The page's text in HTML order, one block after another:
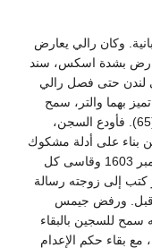
وكان رالي يعارض
بشدة اسكس، سند
حتى فصل رالي
بهما والتر، سمح
لنفسه بالتورط في عدة محاولات لخلع الملك(65). فأودع السجن،
بناء على أدلة مشكوك
في صحتها، وحكم عليه بالإعدام، في 13 ديسمبر 1603 وقاسى كل
أنه خائن. وفي 8 ديسمبر كتب إلى زوجته رسالة
قبل. ورفض جيمس
سمح للسجين بالبقاء
بقاء حكم الإعدام